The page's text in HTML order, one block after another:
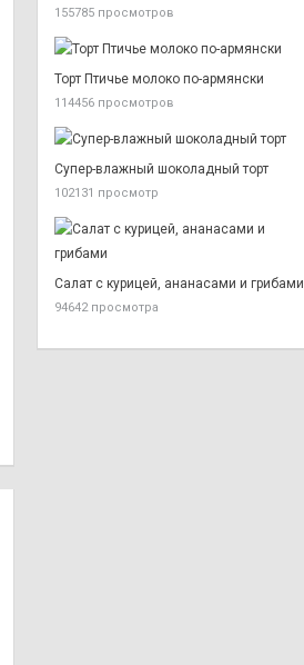
155785 просмотров
Торт Птичье молоко по-армянски
114456 просмотров
Супер-влажный шоколадный торт
102131 просмотр
Салат с курицей, ананасами и грибами
94642 просмотра